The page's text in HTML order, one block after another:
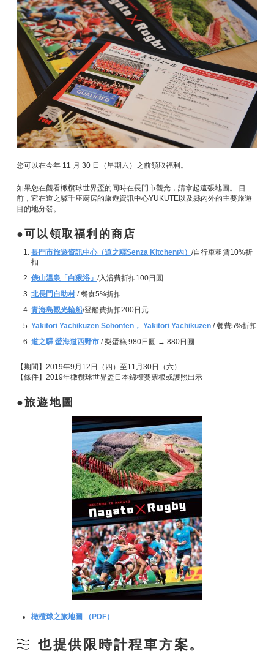
您可以在今年 11 月 30 日（星期六）之前領取福利。
如果您在觀看橄欖球世界盃的同時在長門市觀光，請拿起這張地圖。 目
前，它在道之驛千座廚房的旅遊資訊中心YUKUTE以及縣內外的主要旅遊
目的地分發。
可以領取福利的商店
長門市旅遊資訊中心（道之驛Senza Kitchen內） /自行車租賃10%折
扣
俵山溫泉「白猴浴」 /入浴費折扣100日圓
北長門自助村/ 餐食5%折扣
青海島觀光輪船/登船費折扣200日元
Yakitori Yachikuzen Sohonten， Yakitori Yachikuzen/ 餐費5%折扣
道之驛 螢海道西野市/ 梨蛋糕 980日圓 → 880日圓
【期間】2019年9月12日（四）至11月30日（六）
【條件】2019年橄欖球世界盃日本錦標賽票根或護照出示
旅遊地圖
橄欖球之旅地圖 （PDF）
也提供限時計程車方案。